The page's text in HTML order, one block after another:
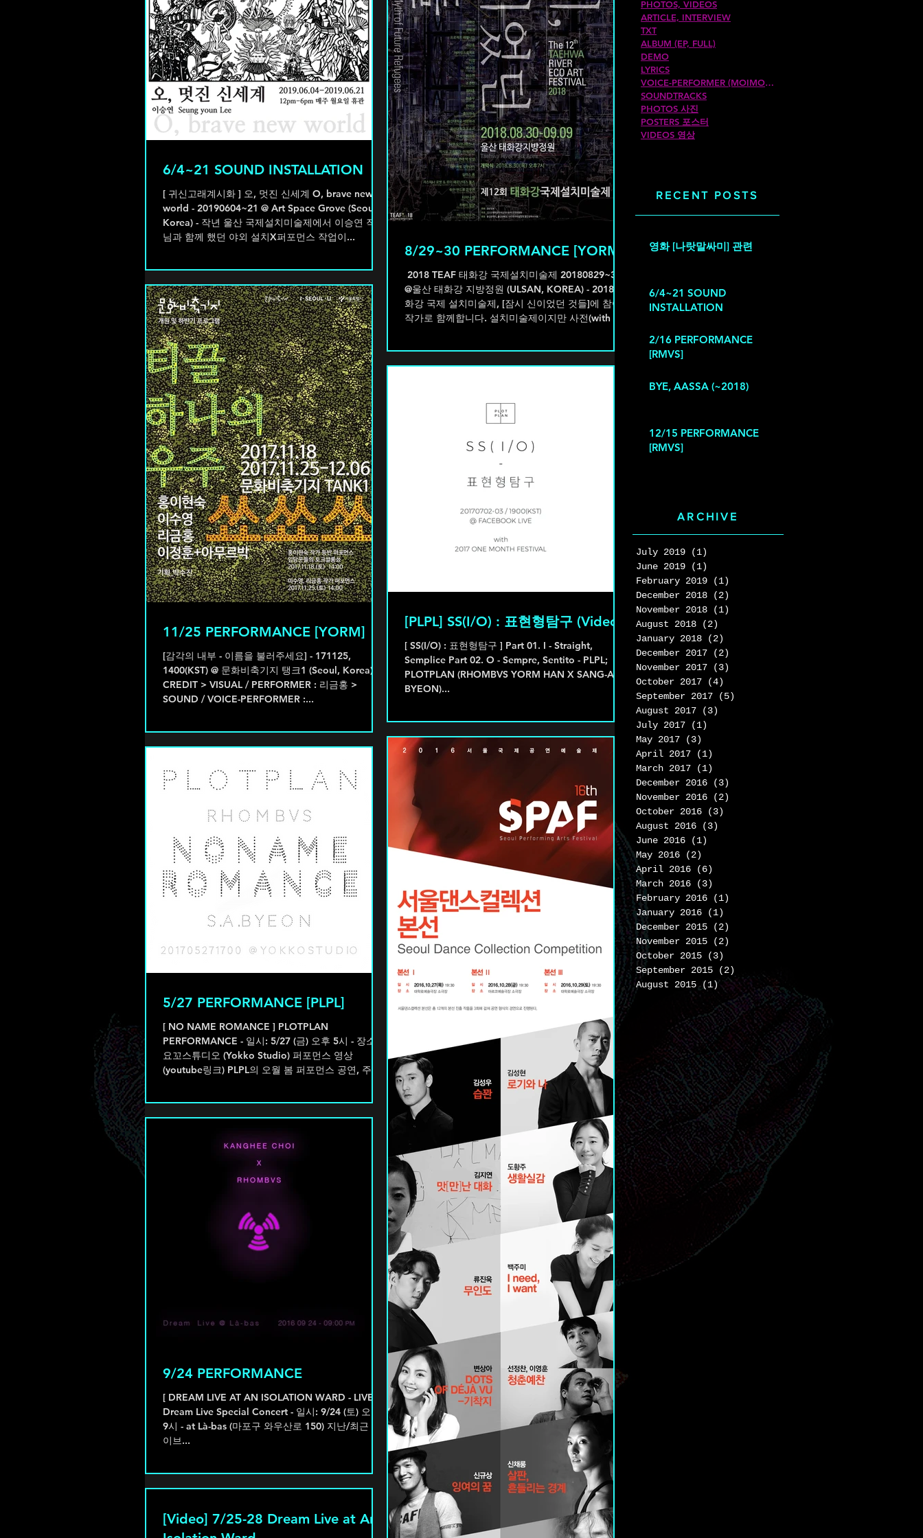
PHOTOS, VIDEOS
ARTICLE, INTERVIEW
TXT
ALBUM (EP, FULL)
DEMO
LYRICS
VOICE-PERFORMER (MOIMOIROM)
SOUNDTRACKS
PHOTOS 사진
POSTERS 포스터
VIDEOS 영상
RECENT POSTS
영화 [나랏말싸미] 관련
6/4~21 SOUND
INSTALLATION
2/16 PERFORMANCE
[RMVS]
BYE, AASSA (~2018)
12/15 PERFORMANCE
[RMVS]
ARCHIVE
July 2019 (1)
June 2019
(1)
February 2019
(1)
December 2018
(2)
November 2018
(1)
August 2018
(2)
January 2018
(2)
December 2017
(2)
November 2017
(3)
October 2017
(4)
September 2017
(5)
August 2017
(3)
July 2017
(1)
May 2017
(3)
April 2017
(1)
March 2017
(1)
December 2016
(3)
November 2016
(2)
October 2016
(3)
August 2016
(3)
June 2016
(1)
May 2016
(2)
April 2016
(6)
March 2016
(3)
February 2016
(1)
January 2016
(1)
December 2015
(2)
November 2015
(2)
October 2015
(3)
September 2015
(2)
August 2015 (1)1 post
6/4~21 SOUND INSTALLATION
[ 귀신고래계시화 ] 오, 멋진 신세계 O, brave new
world - 20190604~21 @ Art Space Grove (Seoul,
Korea) - 작년 울산 국제설치미술제에서 이승연 작가
님과 함께 했던 야외 설치X퍼포먼스 작업이...
8/29~30 PERFORMANCE [YORM]
ㅤ 2018 TEAF 태화강 국제설치미술제 20180829~30
@울산 태화강 지방정원 (ULSAN, KOREA) - 2018 태
화강 국제 설치미술제, [잠시 신이었던 것들]에 참여
작가로 함께합니다. 설치미술제이지만 사전(with 이
11/25 PERFORMANCE [YORM]
[감각의 내부 - 이름을 불러주세요] - 171125,
1400(KST) @ 문화비축기지 탱크1 (Seoul, Korea) -
CREDIT > VISUAL / PERFORMER : 리금홍 >
SOUND / VOICE-PERFORMER :...
[PLPL] SS(I/O) : 표현형탐구 (Video)
[ SS(I/O) : 표현형탐구 ] Part 01. I - Straight,
Semplice Part 02. O - Sempre, Sentito - PLPL;
PLOTPLAN (RHOMBVS YORM HAN X SANG-AH
BYEON)...
5/27 PERFORMANCE [PLPL]
[ NO NAME ROMANCE ] PLOTPLAN
PERFORMANCE - 일시: 5/27 (금) 오후 5시 - 장소:
요꼬스튜디오 (Yokko Studio) 퍼포먼스 영상
(youtube링크) PLPL의 오월 봄 퍼포먼스 공연, 주말
9/24 PERFORMANCE
[ DREAM LIVE AT AN ISOLATION WARD - LIVE ]
Dream Live Special Concert - 일시: 9/24 (토) 오후
9시 - at Là-bas (마포구 와우산로 150) 지난/최근 라
이브...
[Video] 7/25-28 Dream Live at An